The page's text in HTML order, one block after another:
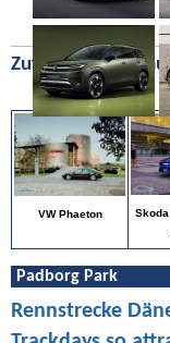
Zufällige Bilder
VW Phaeton
Padborg Park
Rennstrecke